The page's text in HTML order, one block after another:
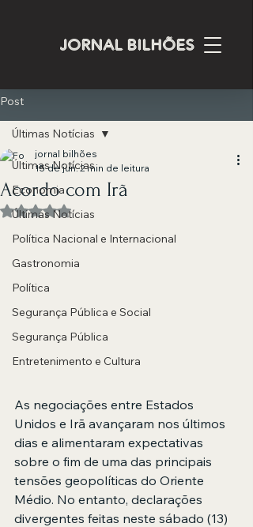
JORNAL BILHÕES
Post
Últimas Notícias
Economia
Últimas Notícias
Política Nacional e Internacional
Gastronomia
Política
Segurança Pública e Social
Segurança Pública
Entretenimento e Cultura
Últimas Notícias
Acordo com Irã
jornal bilhões
15 de jun.2 min de leitura
Avaliado com NaN de 5 estrelas.
As negociações entre Estados
Unidos e Irã avançaram nos últimos
dias e alimentaram expectativas
sobre o fim de uma das principais
tensões geopolíticas do Oriente
Médio. No entanto, declarações
divergentes feitas neste sábado (13)